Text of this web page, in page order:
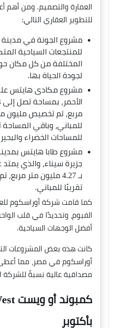
العمارة والتصميم. ومن أهم
للتطوير العقاري التالي:
مشروع الجونة في مدينة
للمنتجعات السياحية
المختلفة من كل مكان
لجودة الحياة بها.
مشروع مكادى هايتس
مربع، تم تخصيص مليون
للمباني، وباقي
للمساحات الخضراء
مشروع طابا هايتس
جزيرة سيناء، والذي
بـ 4.27 مليون متر
تقريبًا للمباني.
كما قامت شركة أوراسكوم
الفيوم، وتحديدًا في قلب
أفضل الوجهات السياحية.
كانت هذه بعض المشروعات
أوراسكوم في مصر، مما
مصداقية عالية نسبةً للشركة
بأكتوبر